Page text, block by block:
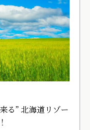
る” 北海道リゾー